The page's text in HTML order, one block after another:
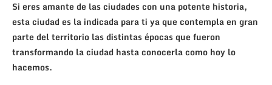
Si eres amante de las ciudades con una potente historia,
esta ciudad es la indicada para ti ya que contempla en gran
parte del territorio las distintas épocas que fueron
transformando la ciudad hasta conocerla como hoy lo
hacemos.